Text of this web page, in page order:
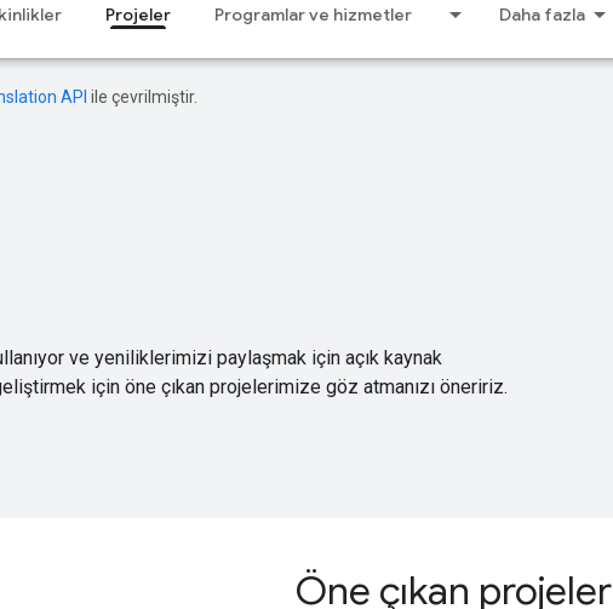
Projeler Programlar ve hizmetler Daha fazla
API ile çevrilmiştir.
ve yeniliklerimizi paylaşmak için açık kaynak
için öne çıkan projelerimize göz atmanızı öneririz.
Öne çıkan projeler